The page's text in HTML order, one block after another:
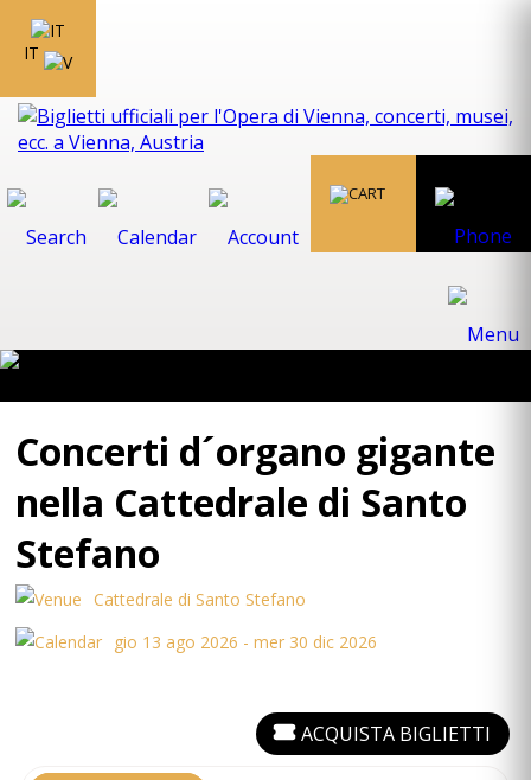
IT
Concerti d´organo gigante
nella Cattedrale di Santo
Stefano
Cattedrale di Santo Stefano
gio 13 ago 2026 - mer 30 dic 2026
ACQUISTA BIGLIETTI